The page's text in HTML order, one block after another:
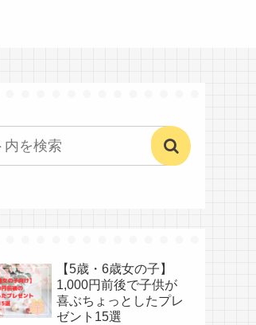
【5歳・6歳女の子】
1,000円前後で子供が
喜ぶちょっとしたプレ
ゼント15選